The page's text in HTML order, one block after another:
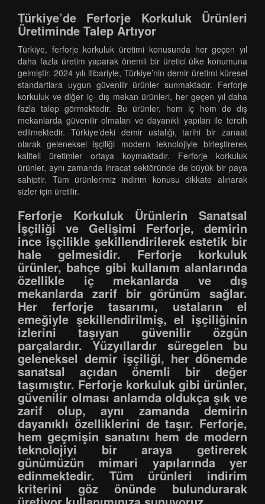
Türkiye’de Ferforje Korkuluk Ürünleri
Üretiminde Talep Artıyor
Türkiye, ferforje korkuluk üretimi konusunda her geçen yıl
daha fazla üretim yaparak önemli bir üretici ülke konumuna
gelmiştir. 2024 yılı itibariyle, Türkiye’nin demir üretimi küresel
standartlara uygun güvenilir ürünler sunmaktadır. Ferforje
korkuluk ve diğer iç- dış mekan ürünleri, her geçen yıl daha
fazla talep görmektedir. Bu ürünler, hem iç hem de dış
mekanlarda güvenilir olmaları ve dayanıklı yapıları ile tercih
edilmektedir. Türkiye’deki demir ustalığı, tarihi bir zanaat
olarak geleneksel işçiliği modern teknolojiyle birleştirerek
kaliteli üretimler ortaya koymaktadır. Ferforje korkuluk
ürünler, aynı zamanda ihracat sektöründe de büyük bir paya
sahiptir. Tüm ürünlerimiz indirim konusu dikkate alınarak
sizler için üretilir.
Ferforje Korkuluk Ürünlerin Sanatsal
İşçiliği ve Gelişimi Ferforje, demirin
ince işçilikle şekillendirilerek estetik bir
hale gelmesidir. Ferforje korkuluk
ürünler, bahçe gibi kullanım alanlarında
özellikle iç mekanlarda ve dış
mekanlarda zarif bir görünüm sağlar.
Her ferforje tasarımı, ustaların el
emeğiyle şekillendirilmiş, el işçiliğinin
izlerini taşıyan güvenilir özgün
parçalardır. Yüzyıllardır süregelen bu
geleneksel demir işçiliği, her dönemde
sanatsal açıdan önemli bir değer
taşımıştır. Ferforje korkuluk gibi ürünler,
güvenilir olması anlamda oldukça şık ve
zarif olup, aynı zamanda demirin
dayanıklı özelliklerini de taşır. Ferforje,
hem geçmişin sanatını hem de modern
teknolojiyi bir araya getirerek
günümüzün mimari yapılarında yer
edinmektedir. Tüm ürünleri indirim
kriterini göz önünde bulundurarak